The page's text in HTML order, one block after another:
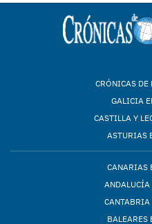
CRÓNICAS
GALICIA
CASTILLA Y
ASTURIAS
CANARIAS
ANDALUCÍA
CANTABRIA
BALEARES